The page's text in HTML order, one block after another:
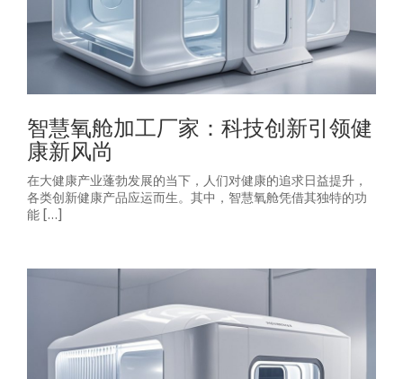
智慧氧舱加工厂家：科技创新引领健
康新风尚
在大健康产业蓬勃发展的当下，人们对健康的追求日益提升，
各类创新健康产品应运而生。其中，智慧氧舱凭借其独特的功
能 […]